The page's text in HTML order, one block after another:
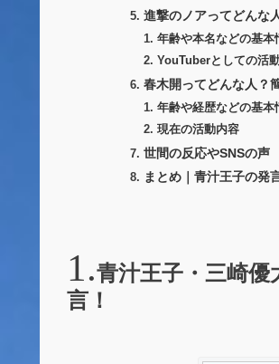
進撃のノアってどんな
年齢や本名などの基本
YouTuberとしての活
春木開ってどんな人？
年齢や経歴などの基本
現在の活動内容
世間の反応やSNSの声
まとめ｜青汁王子の発
青汁王子・三崎
言！